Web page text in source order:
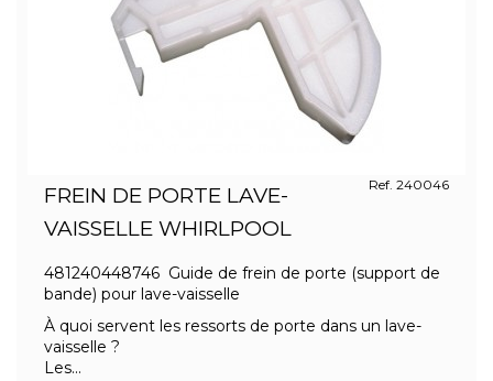
FREIN DE PORTE LAVE-
VAISSELLE WHIRLPOOL
Ref. 240046
481240448746 Guide de frein de porte (support de
bande) pour lave-vaisselle
À quoi servent les ressorts de porte dans un lave-
vaisselle ?
Les...